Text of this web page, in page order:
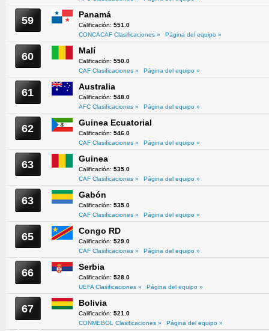
59 Panamá
Calificación: 551.0
CONCACAF Clasificaciones »
Página del equipo »
60 Malí
Calificación: 550.0
CAF Clasificaciones »
Página del equipo »
61 Australia
Calificación: 548.0
AFC Clasificaciones »
Página del equipo »
62 Guinea Ecuatorial
Calificación: 546.0
CAF Clasificaciones »
Página del equipo »
63 Guinea
Calificación: 535.0
CAF Clasificaciones »
Página del equipo »
63 Gabón
Calificación: 535.0
CAF Clasificaciones »
Página del equipo »
65 Congo RD
Calificación: 529.0
CAF Clasificaciones »
Página del equipo »
66 Serbia
Calificación: 528.0
UEFA Clasificaciones »
Página del equipo »
67 Bolivia
Calificación: 521.0
CONMEBOL Clasificaciones »
Página del equipo »